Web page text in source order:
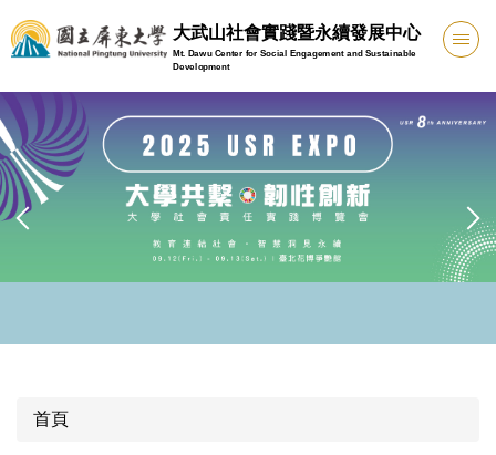
跳
到
要
內
容
區
大武山社會實踐暨永續發展中心
Mt. Dawu Center for Social Engagement and Sustainable
Development
首頁